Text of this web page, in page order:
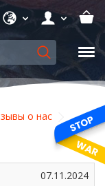
о нас
07.11.2024